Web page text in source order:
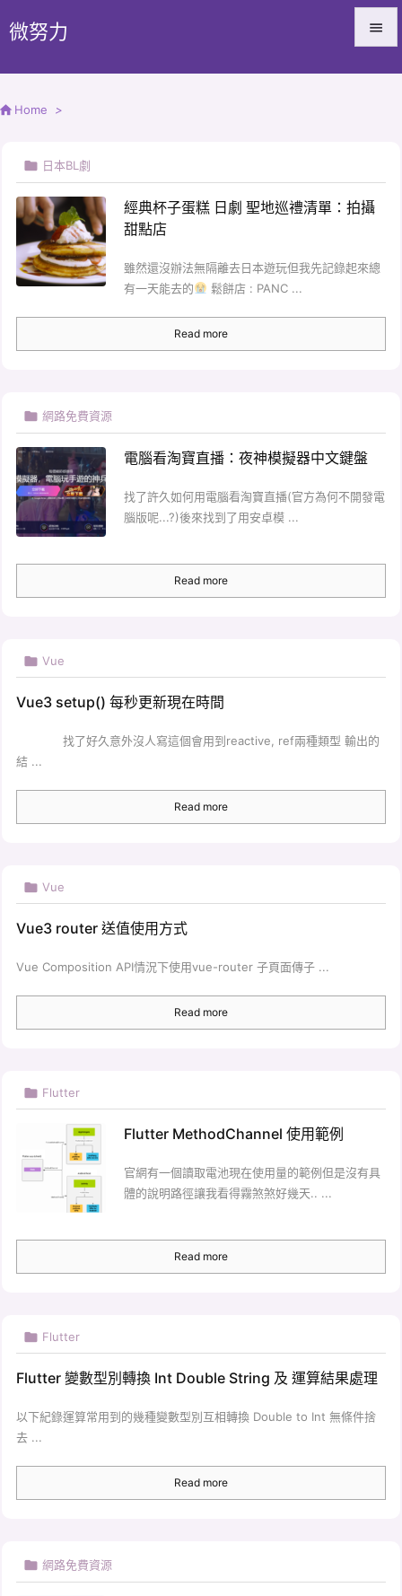
微努力 

Search
Home >
 日本BL劇
經典杯子蛋糕 日劇 聖地巡禮清單：拍攝
甜點店
雖然還沒辦法無隔離去日本遊玩但我先記錄起來總
有一天能去的
鬆餅店 : PANC ...
Read more
 網路免費資源
電腦看淘寶直播：夜神模擬器中文鍵盤
找了許久如何用電腦看淘寶直播(官方為何不開發電
腦版呢...?)後來找到了用安卓模 ...
Read more
 Vue
Vue3 setup() 每秒更新現在時間
找了好久意外沒人寫這個會用到reactive, ref兩種類型 輸出的
結 ...
Read more
 Vue
Vue3 router 送值使用方式
Vue Composition API情況下使用vue-router 子頁面傳子 ...
Read more
 Flutter
Flutter MethodChannel 使用範例
官網有一個讀取電池現在使用量的範例但是沒有具
體的說明路徑讓我看得霧煞煞好幾天.. ...
Read more
 Flutter
Flutter 變數型別轉換 Int Double String 及 運算結果處理
以下紀錄運算常用到的幾種變數型別互相轉換 Double to Int 無條件捨
去 ...
Read more
 網路免費資源